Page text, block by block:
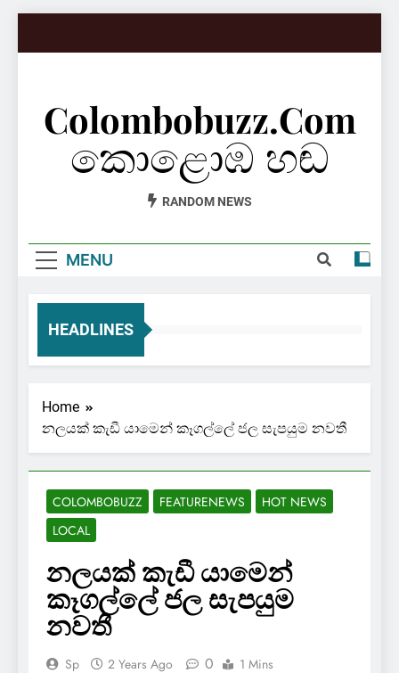
Colombobuzz.com
කොළොඹ හඬ
RANDOM NEWS
MENU
HEADLINES
Home
නලයක් කැඩී යාමෙන් කෑගල්ලේ ජල සැපයුම නවතී
COLOMBOBUZZ FEATURENEWS
HOT NEWS
LOCAL
නලයක් කැඩී යාමෙන්
කෑගල්ලේ ජල සැපයුම
නවතී
Sp 2 Years Ago 0 1 Mins